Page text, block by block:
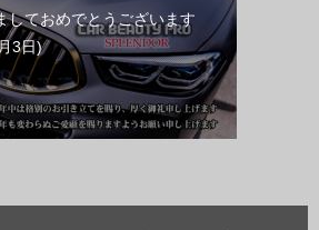
しておめでとうございます
3日